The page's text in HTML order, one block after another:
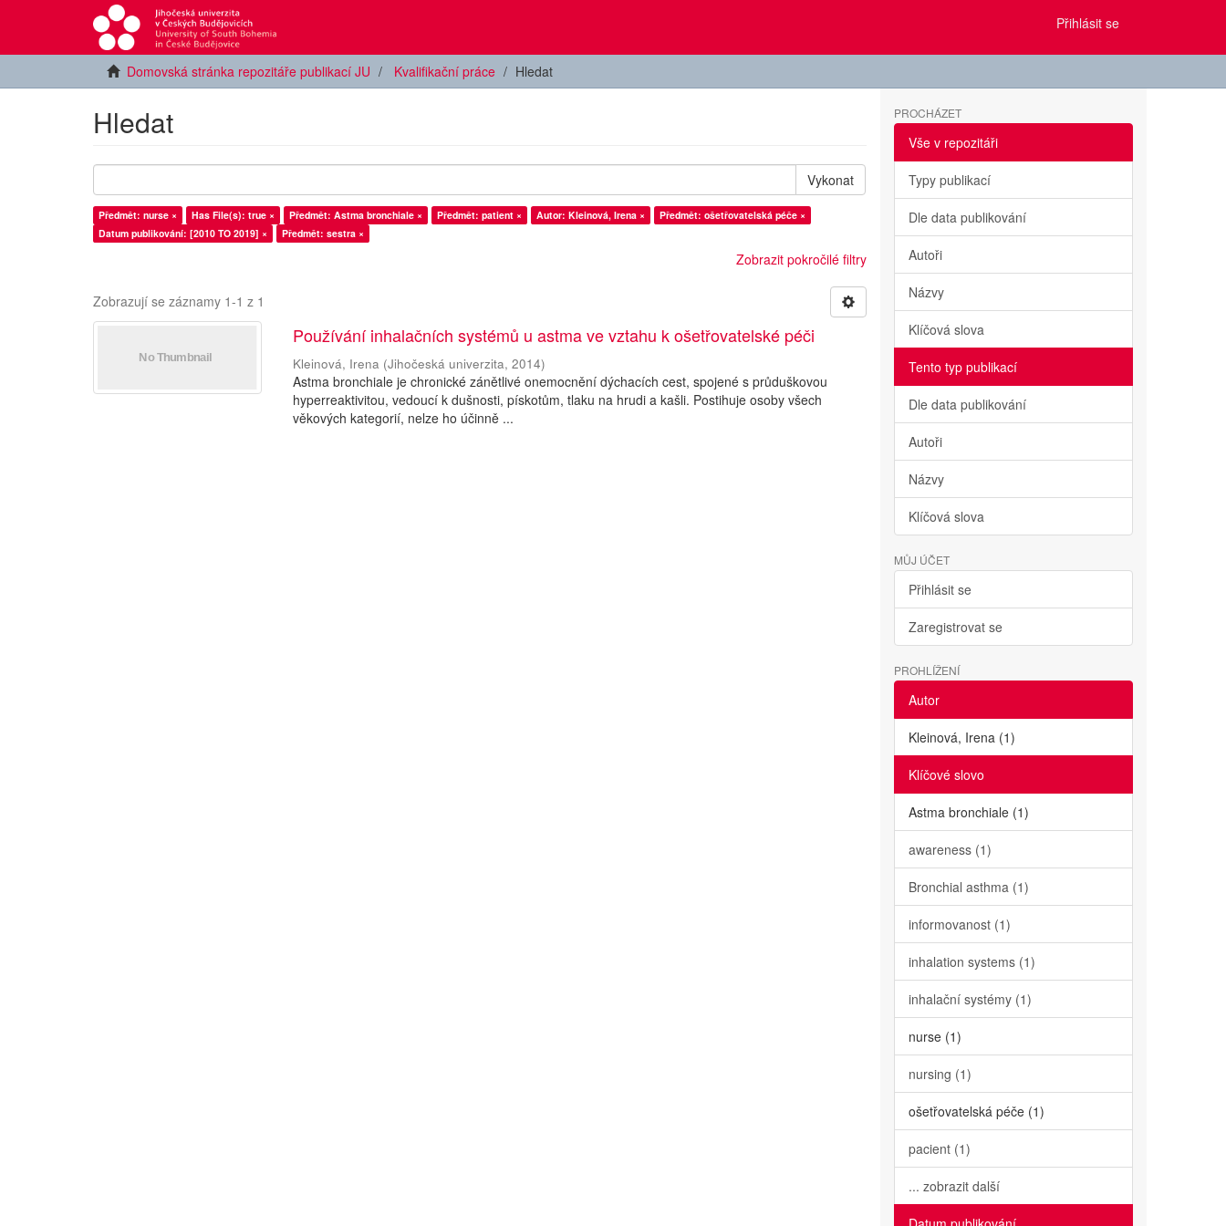
Přihlásit se
Domovská stránka repozitáře publikací JU Kvalifikační práce Hledat
Hledat
Vykonat
Předmět: nurse × Has File(s): true × Předmět: Astma bronchiale × Předmět: patient × Autor: Kleinová, Irena ×
Předmět: ošetřovatelská péče ×
Datum publikování: [2010 TO 2019] ×
Předmět: sestra ×
Zobrazit pokročilé filtry
Zobrazují se záznamy 1-1 z 1
Používání inhalačních systémů u astma ve vztahu k ošetřovatelské péči
Kleinová, Irena (Jihočeská univerzita,2014)
Astma bronchiale je chronické zánětlivé onemocnění dýchacích cest, spojené s průduškovou
hyperreaktivitou, vedoucí k dušnosti, pískotům, tlaku na hrudi a kašli. Postihuje osoby všech
věkových kategorií, nelze ho účinně ...
PROCHÁZET
Vše v repozitáři
Typy publikací
Dle data publikování
Autoři
Názvy
Klíčová slova
Tento typ publikací
Dle data publikování
Autoři
Názvy
Klíčová slova
MŮJ ÚČET
Přihlásit se
Zaregistrovat se
PROHLÍŽENÍ
Autor
Kleinová, Irena (1)
Klíčové slovo
Astma bronchiale (1)
awareness (1)
Bronchial asthma (1)
informovanost (1)
inhalation systems (1)
inhalační systémy (1)
nurse (1)
nursing (1)
ošetřovatelská péče (1)
pacient (1)
... zobrazit další